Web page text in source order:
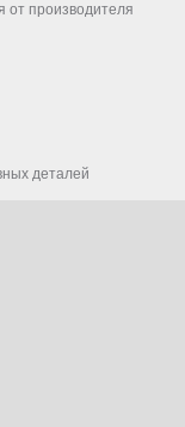
от производителя
деталей